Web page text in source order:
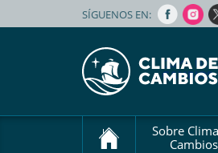
SÍGUENOS EN:
Sobre
Cambios